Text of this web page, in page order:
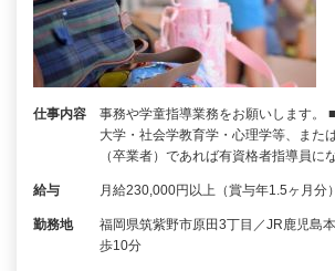
仕事内容
事務や学童指導業務をお願いします。
大学・社会学教育学・心理学等、また
（卒業者）であれば有資格者指導員に
給与 月給230,000円以上（賞与年1.5ヶ月分）
勤務地
福岡県筑紫野市原田3丁目／JR鹿児島
歩10分